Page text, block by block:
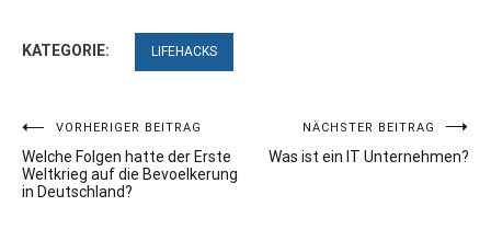
KATEGORIE: LIFEHACKS
Beitragsnavigation
VORHERIGER BEITRAG
Welche Folgen hatte der Erste
Weltkrieg auf die Bevoelkerung
in Deutschland?
NÄCHSTER BEITRAG
Was ist ein IT Unternehmen?